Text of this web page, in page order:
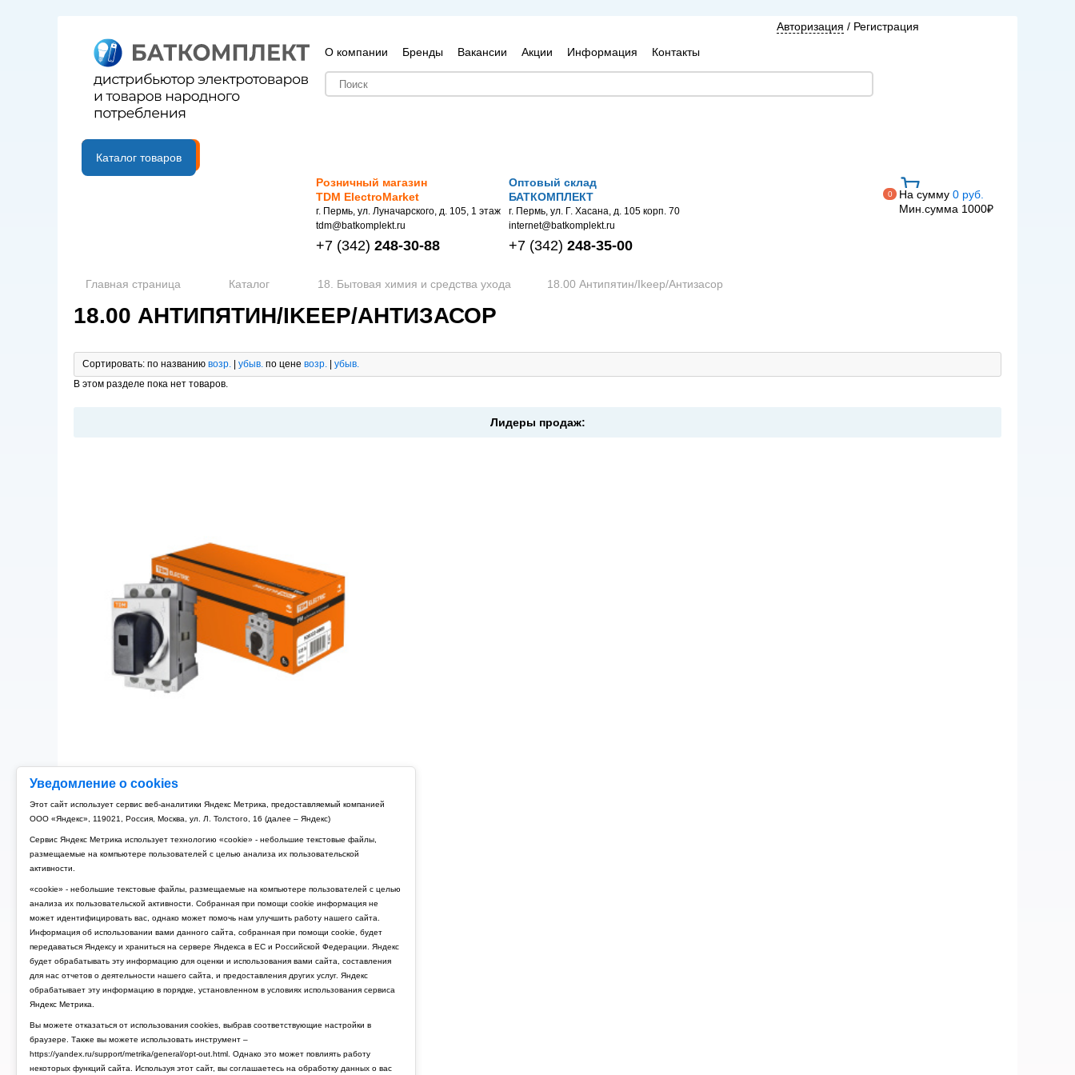
Уведомление о cookies
Этот сайт использует сервис веб-аналитики Яндекс Метрика, предоставляемый компанией
ООО «Яндекс», 119021, Россия, Москва, ул. Л. Толстого, 16 (далее – Яндекс)
Сервис Яндекс Метрика использует технологию «cookie» - небольшие текстовые файлы,
размещаемые на компьютере пользователей с целью анализа их пользовательской
активности.
«cookie» - небольшие текстовые файлы, размещаемые на компьютере пользователей с целью
анализа их пользовательской активности. Собранная при помощи cookie информация не
может идентифицировать вас, однако может помочь нам улучшить работу нашего сайта.
Информация об использовании вами данного сайта, собранная при помощи cookie, будет
передаваться Яндексу и храниться на сервере Яндекса в ЕС и Российской Федерации. Яндекс
будет обрабатывать эту информацию для оценки и использования вами сайта, составления
для нас отчетов о деятельности нашего сайта, и предоставления других услуг. Яндекс
обрабатывает эту информацию в порядке, установленном в условиях использования сервиса
Яндекс Метрика.
Вы можете отказаться от использования cookies, выбрав соответствующие настройки в
браузере. Также вы можете использовать инструмент –
https://yandex.ru/support/metrika/general/opt-out.html. Однако это может повлиять работу
некоторых функций сайта. Используя этот сайт, вы соглашаетесь на обработку данных о вас
О компании Бренды Вакансии Акции Информация Контакты
Авторизация / Регистрация
B2B портал
Каталог товаров
Розничный магазин
TDM ElectroMarket
г. Пермь, ул. Луначарского, д. 105, 1 этаж
tdm@batkomplekt.ru
+7 (342) 248-30-88
Оптовый склад
БАТКОМПЛЕКТ
г. Пермь, ул. Г. Хасана, д. 105 корп. 70
internet@batkomplekt.ru
+7 (342) 248-35-00
0 На сумму 0 руб.
Мин.сумма 1000₽
Главная страница Каталог 18. Бытовая химия и средства ухода 18.00 Антипятин/Ikeep/Антизасор
18.00 АНТИПЯТИН/IKEEP/АНТИЗАСОР
Сортировать: по названию возр. | убыв. по цене возр. | убыв.
В этом разделе пока нет товаров.
Лидеры продаж: